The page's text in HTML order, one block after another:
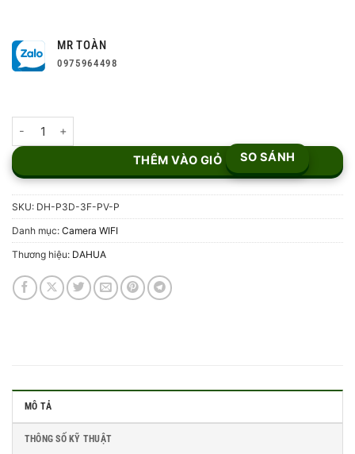
MR TOÀN
0975964498
THÊM VÀO GIỎ SO SÁNH
SKU: DH-P3D-3F-PV-P
Danh mục: Camera WIFI
Thương hiệu: DAHUA
MÔ TẢ
THÔNG SỐ KỸ THUẬT